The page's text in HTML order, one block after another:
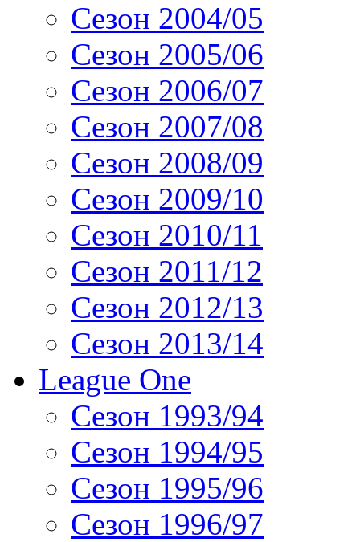
Сезон 2004/05
Сезон 2005/06
Сезон 2006/07
Сезон 2007/08
Сезон 2008/09
Сезон 2009/10
Сезон 2010/11
Сезон 2011/12
Сезон 2012/13
Сезон 2013/14
League One
Сезон 1993/94
Сезон 1994/95
Сезон 1995/96
Сезон 1996/97